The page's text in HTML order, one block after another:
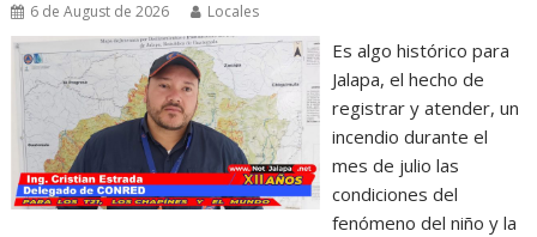
6 de August de 2026 Locales
Es algo histórico para
Jalapa, el hecho de
registrar y atender, un
incendio durante el
mes de julio las
condiciones del
fenómeno del niño y la